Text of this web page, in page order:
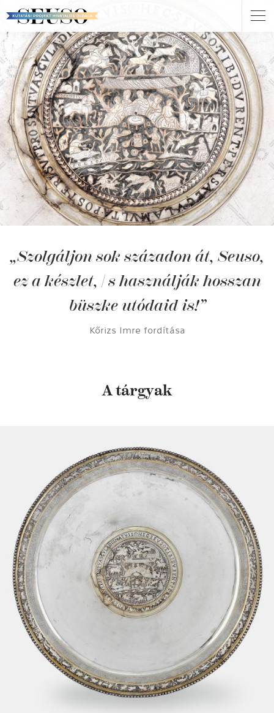
Ugrás
tartalomra
Szolgáljon sok századon át, Seuso,
ez a készlet, | s használják hosszan
büszke utódaid is!
Kőrizs Imre fordítása
A tárgyak